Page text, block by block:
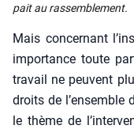
pait au ras­sem­ble­ment.
Mais concer­nant
impor­tance toute
tra­vail ne peuvent
droits de l’ensemble
le thème de